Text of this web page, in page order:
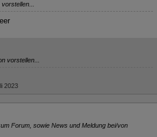
vorstellen...
2023
Forum, sowie News und Meldung bei/von